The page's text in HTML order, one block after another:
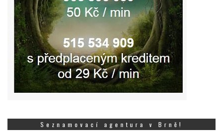
Seznamovací agentura v Brně!